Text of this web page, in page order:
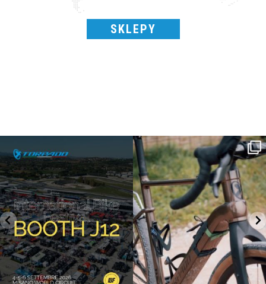
SKLEPY
IBF sta per...
17 1
Kepler R è la gravel pensata per affrontare
lunghe...
27 0